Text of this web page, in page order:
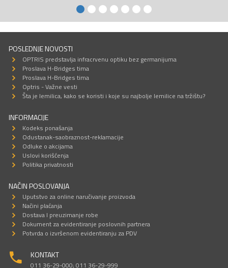
POSLEDNJE NOVOSTI
OPTRIS predstavlja infracrvenu optiku bez germanijuma
Proslava H-Bridges tima
Proslava H-Bridges tima
Optris - Važne vesti
Šta je lemilica, kako se koristi i koje su najbolje lemilice na tržištu?
INFORMACIJE
Kodeks ponašanja
Odustanak-saobraznost-reklamacije
Odluke o akcijama
Uslovi korišćenja
Politika privatnosti
NAČIN POSLOVANJA
Uputstvo za online naručivanje proizvoda
Načini plaćanja
Dostava I preuzimanje robe
Dokument za evidentiranje poslovnih partnera
Potvrda o izvršenom evidentiranju za PDV
KONTAKT
011 36-29-000; 011 36-29-999